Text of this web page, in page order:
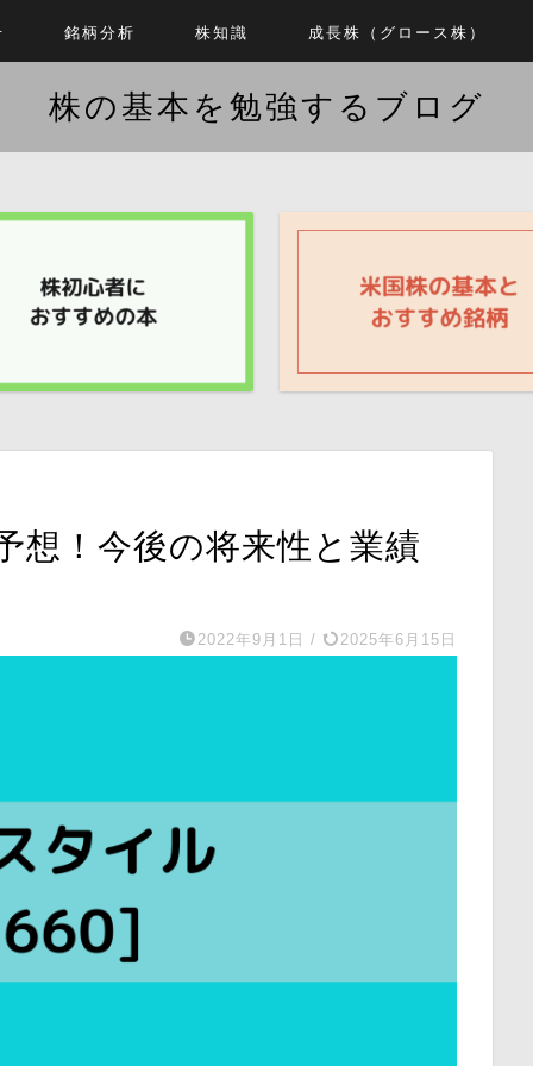
銘柄分析 株知識 成長株（グロース株）
株の基本を勉強するブログ
想！今後の将来性と業績
2022年9月1日 / 2025年6月15日